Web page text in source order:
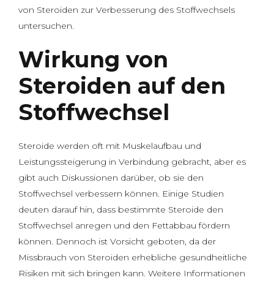
von Steroiden zur Verbesserung des Stoffwechsels
untersuchen.
Wirkung von
Steroiden auf den
Stoffwechsel
Steroide werden oft mit Muskelaufbau und
Leistungssteigerung in Verbindung gebracht, aber es
gibt auch Diskussionen darüber, ob sie den
Stoffwechsel verbessern können. Einige Studien
deuten darauf hin, dass bestimmte Steroide den
Stoffwechsel anregen und den Fettabbau fördern
können. Dennoch ist Vorsicht geboten, da der
Missbrauch von Steroiden erhebliche gesundheitliche
Risiken mit sich bringen kann. Weitere Informationen